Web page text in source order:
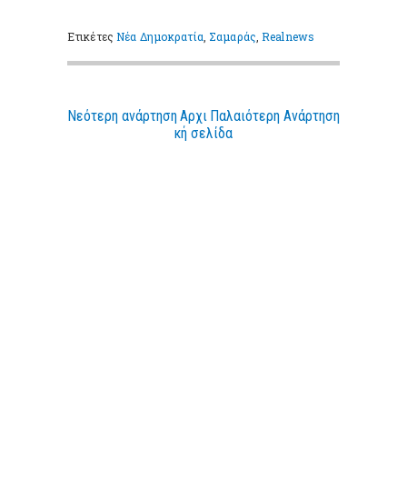
ΕτικέτεςΝέα Δημοκρατία Σαμαράς ,Realnews
Νεότερη ανάρτηση Παλαιότερη Ανάρτηση
Αρχι
κή σελίδα